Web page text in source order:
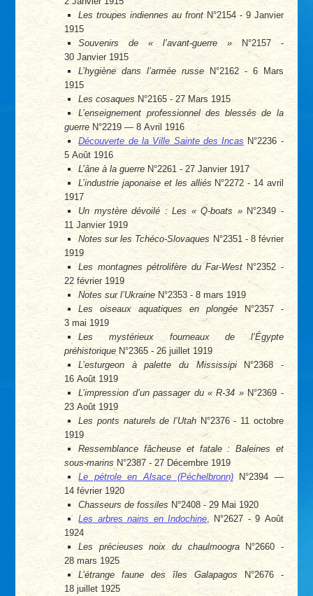
Les troupes indiennes au frontN°2154 - 9 Janvier
1915
Souvenirs de « l’avant-guerre »N°2157 -
30 Janvier 1915
L’hygiène dans l’armée russeN°2162 - 6 Mars
1915
Les cosaques N°2165 - 27 Mars 1915
L’enseignement professionnel des blessés de la
guerre N°2219 — 8 Avril 1916
Découverte de la Ville Sainte des Incas N°2236 -
5 Août 1916
L’âne à la guerre N°2261 - 27 Janvier 1917
L’industrie japonaise et les alliésN°2272 - 14 avril
1917
Un mystère dévoilé : Les « Q-boats »N°2349 -
11 Janvier 1919
Notes sur les Tchéco-Slovaques N°2351 - 8 février
1919
Les montagnes pétrolifère du Far-WestN°2352 -
22 février 1919
Notes sur l’Ukraine N°2353 - 8 mars 1919
Les oiseaux aquatiques en plongéeN°2357 -
3 mai 1919
Les mystérieux fourneaux de l’Égypte
préhistorique N°2365 - 26 juillet 1919
L’esturgeon à palette du MississipiN°2368 -
16 Août 1919
L’impression d’un passager du « R-34 »N°2369 -
23 Août 1919
Les ponts naturels de l’UtahN°2376 - 11 octobre
1919
Ressemblance fâcheuse et fatale : Baleines et
sous-marinsN°2387 - 27 Décembre 1919
Le pétrole en Alsace (Péchelbronn)N°2394 —
14 février 1920
Chasseurs de fossiles N°2408 - 29 Mai 1920
Les arbres nains en Indochine , N°2627 - 9 Août
1924
Les précieuses noix du chaulmoograN°2660 -
28 mars 1925
L’étrange faune des îles GalapagosN°2676 -
18 juillet 1925